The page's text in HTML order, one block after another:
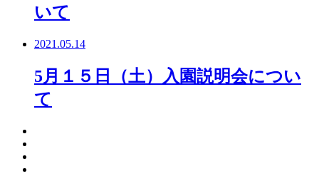
いて
2021.05.14
5月１５日（土）入園説明会につい
て